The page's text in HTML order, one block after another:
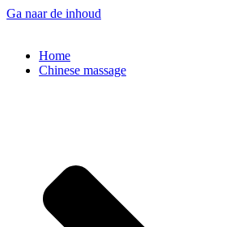
Ga naar de inhoud
Home
Chinese massage